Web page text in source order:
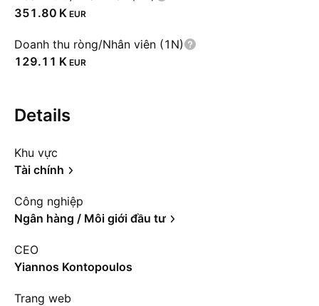
‪351.80 K‬ EUR
Doanh thu ròng/Nhân viên (1N)
‪129.11 K‬ EUR
Details
Khu vực
Tài chính
Công nghiệp
Ngân hàng / Môi giới đầu tư
CEO
Yiannos Kontopoulos
Trang web